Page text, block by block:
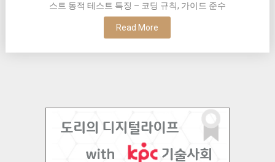
스트 동적 테스트 특징 – 코딩 규칙, 가이드 준수
Read More